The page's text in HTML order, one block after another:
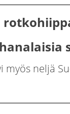
myös neljä